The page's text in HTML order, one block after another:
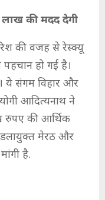
की मदद देगी
की वजह से रेस्क्यू
हो गई है।
ये संगम विहार और
आदित्यनाथ ने
रुपए की आर्थिक
मेरठ और
है.